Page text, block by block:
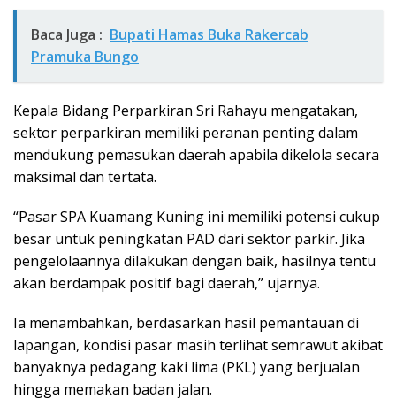
Baca Juga : Bupati Hamas Buka Rakercab
Pramuka Bungo
Kepala Bidang Perparkiran Sri Rahayu mengatakan,
sektor perparkiran memiliki peranan penting dalam
mendukung pemasukan daerah apabila dikelola secara
maksimal dan tertata.
“Pasar SPA Kuamang Kuning ini memiliki potensi cukup
besar untuk peningkatan PAD dari sektor parkir. Jika
pengelolaannya dilakukan dengan baik, hasilnya tentu
akan berdampak positif bagi daerah,” ujarnya.
Ia menambahkan, berdasarkan hasil pemantauan di
lapangan, kondisi pasar masih terlihat semrawut akibat
banyaknya pedagang kaki lima (PKL) yang berjualan
hingga memakan badan jalan.